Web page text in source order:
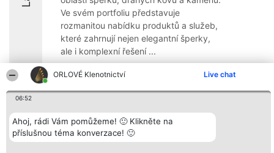
ORLOVÉ Klenotnictví Live chat
06:52
Ahoj, rádi Vám pomůžeme! 🙂 Klikněte na
příslušnou téma konverzace! 🙂
Ve svém portfoliu představuje
rozmanitou nabídku produktů a služeb,
které zahrnují nejen elegantní šperky,
ale i komplexní řešení ...
9.6
Organizátor hlasování
Bright Side Solutions sp. z o.
o. sp. k.
ul. Ruska 22
Plebiscyt
Vítězové
Seznam všech
laureátů